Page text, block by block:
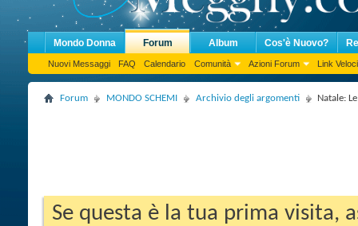
Mondo Donna Forum
Nuovi Messaggi FAQ Calendario Comunità Azioni Forum Link Veloci
Album Cos'è Nuovo?
Forum MONDO SCHEMI Archivio degli argomenti Natale:
Se questa è la tua prima visita,